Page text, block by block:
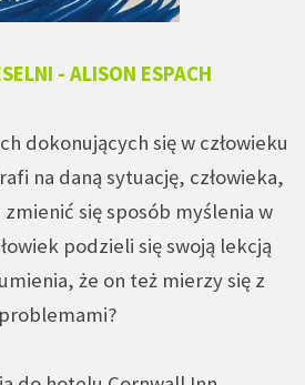
- ALISON ESPACH
dokonujących się w człowieku
na daną sytuację, człowieka,
się sposób myślenia w
podzieli się swoją lekcją
że on też mierzy się z
problemami?